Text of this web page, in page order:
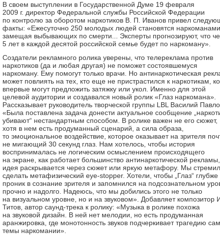
В своем выступлении в Государственной Думе 19 февраля
2009 г. директор Федеральной службы Российской Федерации
по контролю за оборотом наркотиков В. П. Иванов привел
факты: «Ежесуточно 250 молодых людей становятся
замещая выбывающих по смерти... Эксперты прогнозируют, что
5 лет в каждой десятой российской семье будет по наркоману».
Создатели рекламного ролика уверены, что телереклама против
наркотиков (да и любая другая) не поможет состоявшемуся
наркоману. Ему помогут только врачи. Но антинаркотическая
может повлиять на тех, кто еще не пристрастился к наркотикам,
впервые могут предложить затяжку или укол. Именно для этой
целевой аудитории и создавался новый ролик «Глаз наркомана».
Рассказывает руководитель творческой группы LBL Василий
«Была поставлена задача донести актуальное сообщение
убивают“ нестандартным способом. В ролике важен не его сюжет,
хотя в нем есть продуманный сценарий, а сила образа,
то эмоциональное воздействие, которое оказывает на зрителя
не мигающий 30 секунд глаз. Нам хотелось, чтобы история
воспринималась не логическим осмыслением происходящего
на экране, как работает большинство антинаркотической
идея раскрывается через сюжет или яркую метафору. Мы
сделать метафизический eye-stopper. Хотели, чтобы „Глаз“ глубже
проник в сознание зрителя и запомнился на подсознательном
прочно и надолго. Надеюсь, что мы добились этого не только
на визуальном уровне, но и на звуковом». Добавляет композитор
Титов, автор саунд-трека к ролику: «Музыка в ролике похожа
на звуковой дизайн. В ней нет мелодии, но есть продуманная
аранжировка, где монотонность звуков подчеркивает трагедию
темы наркомании».